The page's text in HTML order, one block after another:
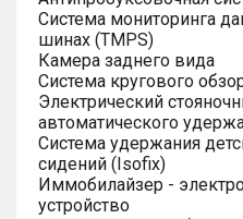
Система мониторинга
шинах (TMPS)
Камера заднего вида
Система кругового
Электрический
автоматического
Система удержания
сидений (Isofix)
Иммобилайзер -
устройство